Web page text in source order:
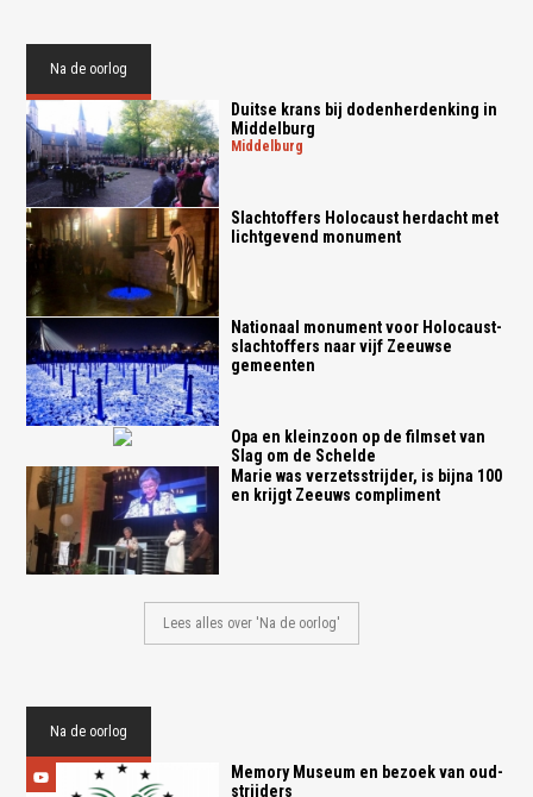
Na de oorlog
Duitse krans bij dodenherdenking in
Middelburg
middelburg
Slachtoffers Holocaust herdacht met
lichtgevend monument
Nationaal monument voor Holocaust-
slachtoffers naar vijf Zeeuwse
gemeenten
Opa en kleinzoon op de filmset van
Slag om de Schelde
Marie was verzetsstrijder, is bijna 100
en krijgt Zeeuws compliment
Lees alles over 'Na de oorlog'
Na de oorlog
Memory Museum en bezoek van oud-
strijders